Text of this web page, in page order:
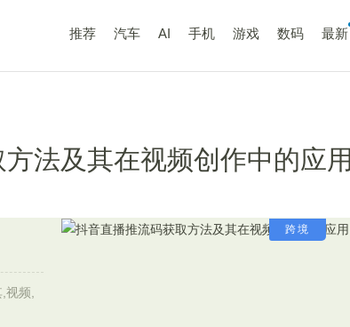
推荐 汽车 AI 手机 游戏 数码 最新
法及其在视频创作中的应用
跨境
频,